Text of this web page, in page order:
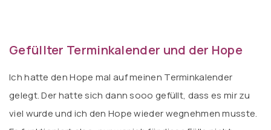
Gefüllter Terminkalender und der Hope
Ich hatte den Hope mal auf meinen Terminkalender
gelegt. Der hatte sich dann sooo gefüllt, dass es mir zu
viel wurde und ich den Hope wieder wegnehmen musste.